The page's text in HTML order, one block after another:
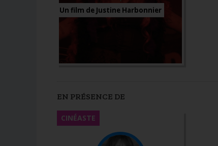
Un film de Justine Harbonnier
EN PRÉSENCE DE
CINÉASTE